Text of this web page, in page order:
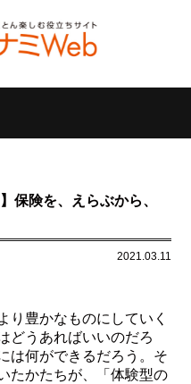
保険を、えらぶから、
2021.03.11
り豊かなものにしていく
どうあればいいのだろ
は何ができるだろう。そ
たかたちが、「体験型の